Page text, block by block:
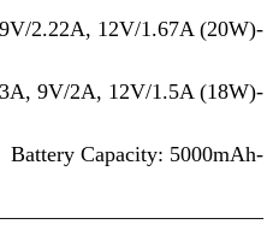
-Type-C Port Output: 5V/3A, 9V/2.22A, 12V/1.67A (20W)
-Type-C Port Input: 5V/3A, 9V/2A, 12V/1.5A (18W)
-Battery Capacity: 5000mAh